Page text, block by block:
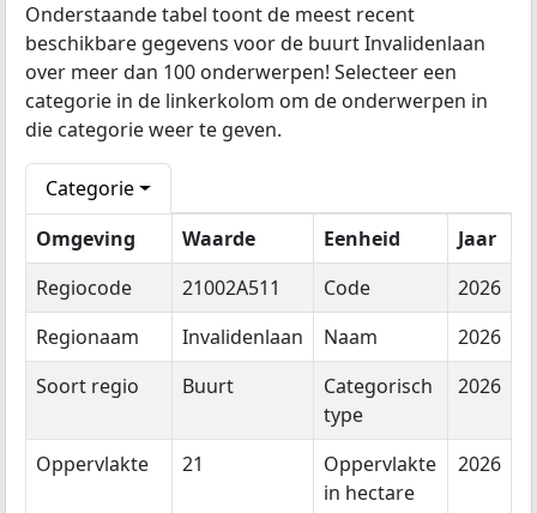
Onderstaande tabel toont de meest recent
beschikbare gegevens voor de buurt Invalidenlaan
over meer dan 100 onderwerpen! Selecteer een
categorie in de linkerkolom om de onderwerpen in
die categorie weer te geven.
Categorie
Omgeving
Waarde Eenheid
Jaar
Regiocode
21002A511 Code
2026
Regionaam
Invalidenlaan Naam
2026
Soort regio
Buurt
Categorisch
type
2026
Oppervlakte 21
Oppervlakte
in hectare
2026